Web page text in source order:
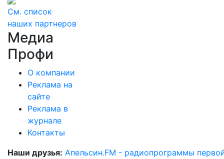
См. список
наших партнеров
Медиа
Профи
О компании
Реклама на
сайте
Реклама в
журнале
Контакты
Наши друзья: Апельсин.FM - радиопрограммы